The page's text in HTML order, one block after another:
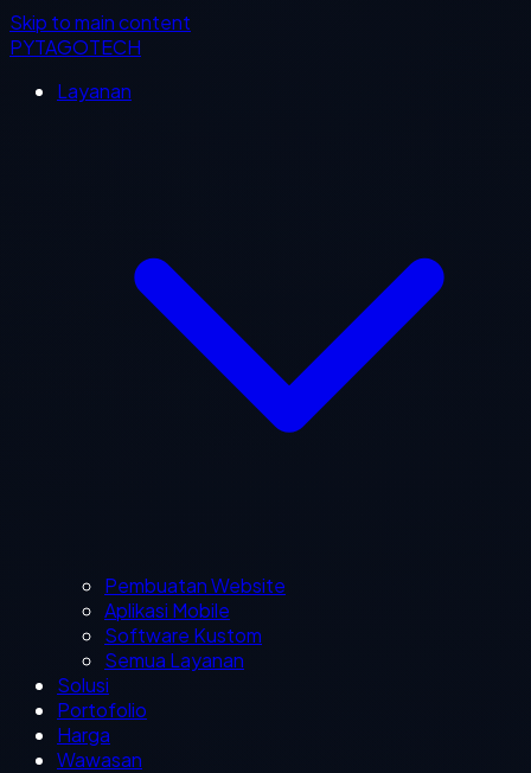
Skip to main content
PYTAGOTECH
Layanan
Pembuatan Website
Aplikasi Mobile
Software Kustom
Semua Layanan
Solusi
Portofolio
Harga
Wawasan